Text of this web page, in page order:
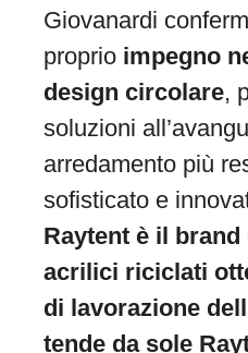
Giovanardi
proprio impegno
design circolare,
soluzioni
arredamento più
sofisticato e
Raytent è il
acrilici riciclati
di lavorazione
tende da sole